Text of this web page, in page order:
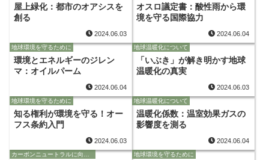
屋上緑化：都市のオアシスを
創る
2024.06.03
オスロ議定書：酸性雨から環
境を守る国際協力
2024.06.04
地球環境を守るために
環境とエネルギーのジレン
マ：オイルパーム
2024.06.04
地球温暖化について
「いぶき」が解き明かす地球
温暖化の真実
2024.06.03
地球環境を守るために
知る権利が環境を守る！オー
フス条約入門
2024.06.03
地球温暖化について
温暖化係数：温室効果ガスの
影響度を測る
2024.06.04
地球環境を守るために